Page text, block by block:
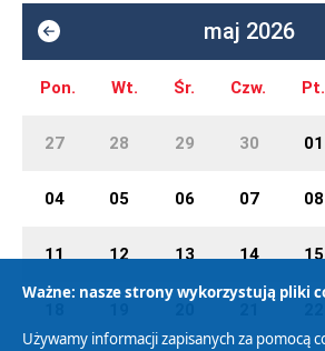
maj 2026
Pon. Wt. Śr. Czw. Pt.
27 28 29 30 01
04 05 06 07 08
11 12 13 14 15
Ważne: nasze strony wykorzystują pliki
Używamy informacji zapisanych za pomocą